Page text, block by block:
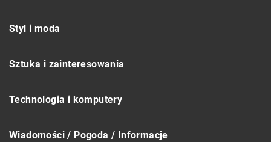
Styl i moda
Sztuka i zainteresowania
Technologia i komputery
Wiadomości / Pogoda / Informacje